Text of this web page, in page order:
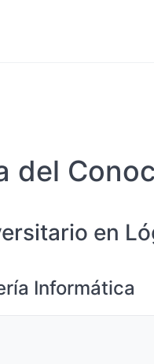
del
en
Informática